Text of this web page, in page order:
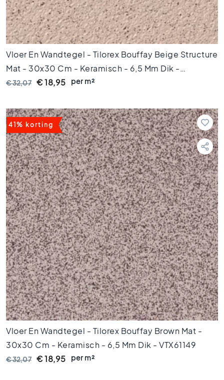
2
0
V
l
o
r
t
e
l
s
1
5
x
1
5
V
l
o
e
r
t
e
g
e
l
s
1
0
x
1
0
Vloer En Wandtegel - Tilorex Bouffay Beige Structure
Mat - 30x30 Cm - Keramisch - 6,5 Mm Dik -
VTX60767
€ 32,07 € 18,95 per m²
41% korting
Vloer En Wandtegel - Tilorex Bouffay Brown Mat -
30x30 Cm - Keramisch - 6,5 Mm Dik - VTX61149
€ 32,07 € 18,95 per m²